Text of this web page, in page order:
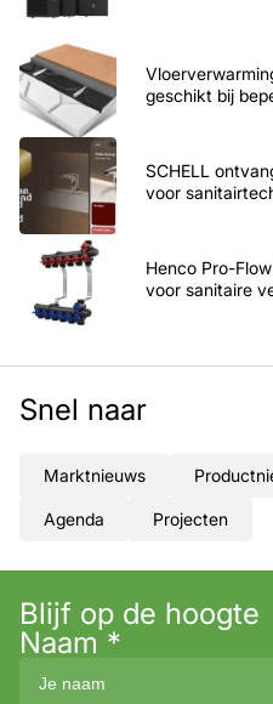
geschikt bij
SCHELL
voor
Henco Pro-
voor sanitaire
Snel naar
Marktnieuws
Agenda Projecten
Blijf op de hoogte
Naam *